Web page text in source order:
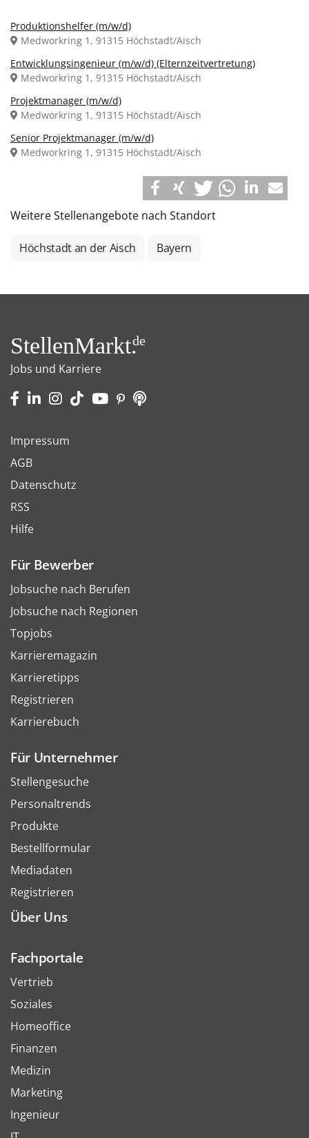
Produktionshelfer (m/w/d)
Medworkring 1, 91315 Höchstadt/Aisch
Entwicklungsingenieur (m/w/d) (Elternzeitvertretung)
Medworkring 1, 91315 Höchstadt/Aisch
Projektmanager (m/w/d)
Medworkring 1, 91315 Höchstadt/Aisch
Senior Projektmanager (m/w/d)
Medworkring 1, 91315 Höchstadt/Aisch
Weitere Stellenangebote nach Standort
Höchstadt an der Aisch Bayern
StellenMarkt.de
Jobs und Karriere
Impressum
AGB
Datenschutz
RSS
Hilfe
Für Bewerber
Jobsuche nach Berufen
Jobsuche nach Regionen
Topjobs
Karrieremagazin
Karrieretipps
Registrieren
Karrierebuch
Für Unternehmer
Stellengesuche
Personaltrends
Produkte
Bestellformular
Mediadaten
Registrieren
Über Uns
Fachportale
Vertrieb
Soziales
Homeoffice
Finanzen
Medizin
Marketing
Ingenieur